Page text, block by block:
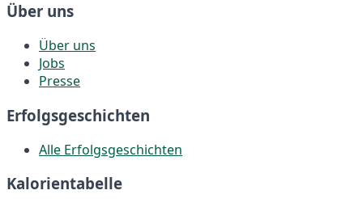
Über uns
Über uns
Jobs
Presse
Erfolgsgeschichten
Alle Erfolgsgeschichten
Kalorientabelle